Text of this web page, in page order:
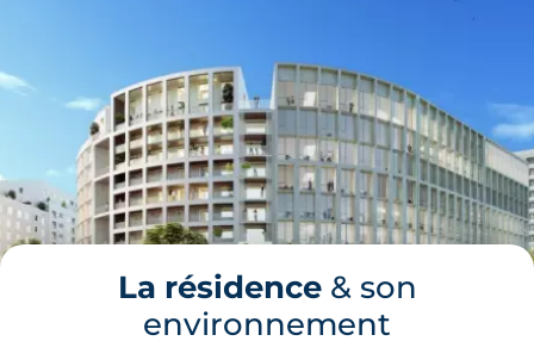
La résidence& son
environnement